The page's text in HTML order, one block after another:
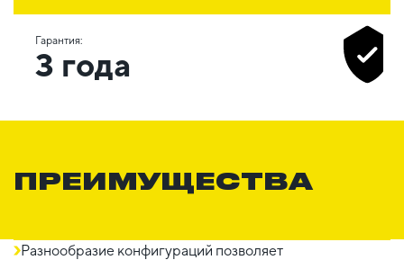
Гарантия:
3 года
ПРЕИМУЩЕСТВА
Разнообразие конфигураций позволяет